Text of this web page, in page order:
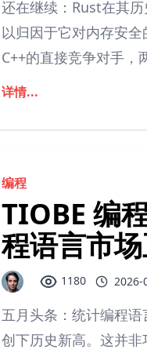
还在继续：Rust在其
以归因于它对内存安
C++的直接竞争对手，
详情...
编程
TIOBE 编
程语言市
1180 2026-
五月头条：统计编程
创下历史新高。这并